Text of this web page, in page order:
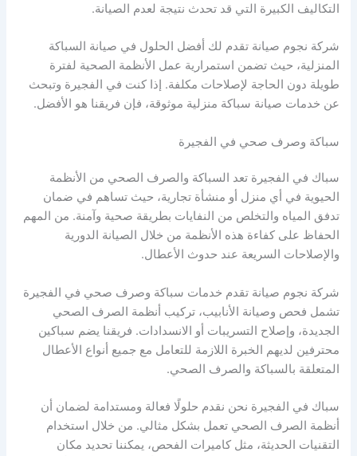
التكاليف الكبيرة التي قد تحدث نتيجة لعدم الصيانة.
شركة نجوم صيانة تقدم لك أفضل الحلول في صيانة السباكة
المنزلية، حيث تضمن استمرارية عمل الأنظمة الصحية لفترة
طويلة دون الحاجة لإصلاحات مكلفة. إذا كنت في الفجيرة وتبحث
عن خدمات صيانة سباكة منزلية موثوقة، فإن فريقنا هو الأفضل.
سباكة وصرف صحي في الفجيرة
سباك في الفجيرة تعد السباكة والصرف الصحي من الأنظمة
الحيوية في أي منزل أو منشأة تجارية، حيث تساهم في ضمان
تدفق المياه والتخلص من النفايات بطريقة صحية وآمنة. من المهم
الحفاظ على كفاءة هذه الأنظمة من خلال الصيانة الدورية
والإصلاحات السريعة عند حدوث الأعطال.
شركة نجوم صيانة تقدم خدمات سباكة وصرف صحي في الفجيرة
تشمل فحص وصيانة الأنابيب، تركيب أنظمة الصرف الصحي
الجديدة، وإصلاح التسريبات أو الانسدادات. فريقنا يضم سباكين
محترفين لديهم الخبرة اللازمة للتعامل مع جميع أنواع الأعطال
المتعلقة بالسباكة والصرف الصحي.
سباك في الفجيرة نحن نقدم حلولًا فعالة ومستدامة لضمان أن
أنظمة الصرف الصحي تعمل بشكل مثالي. من خلال استخدام
التقنيات الحديثة، مثل كاميرات الفحص، يمكننا تحديد مكان